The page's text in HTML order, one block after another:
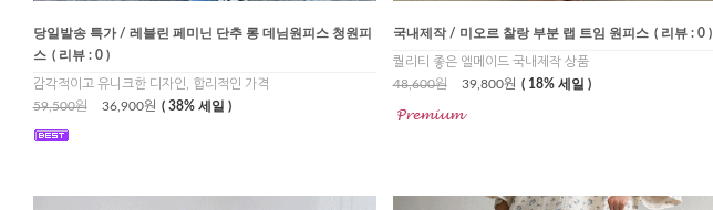
당일발송 특가 / 레블린 페미닌 단추 롱 데님원피스 청원피
스 ( 리뷰 : 0 )
감각적이고 유니크한 디자인, 합리적인 가격
59,500원
36,900원 ( 38% 세일 )
국내제작 / 미오르 찰랑 부분 랩 트임 원피스 ( 리뷰 : 0 )
퀄리티 좋은 엘메이드 국내제작 상품
48,600원
39,800원 ( 18% 세일 )